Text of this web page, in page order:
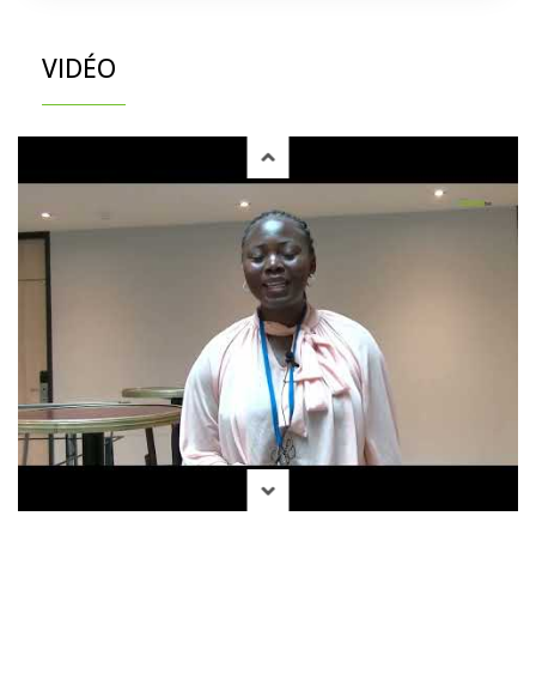
VIDÉO